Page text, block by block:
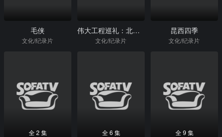
毛侠
文化/纪录片
伟大工程巡礼：北京水立方
文化/纪录片
昆西四季
文化/纪录片
全 2 集 全 6 集 全 9 集